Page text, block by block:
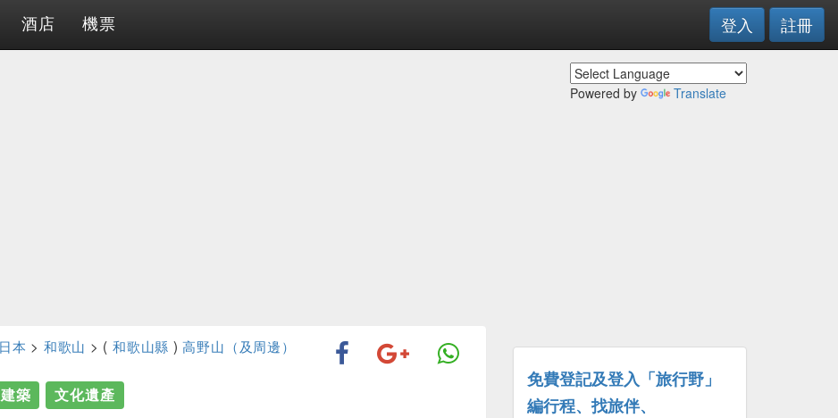
酒店 機票 登入 註冊
Powered by Translate
日本 > 和歌山 > (和歌山縣 )高野山（及周邊）
建築 文化遺產
免費登記及登入「旅行野」
編行程、找旅伴、